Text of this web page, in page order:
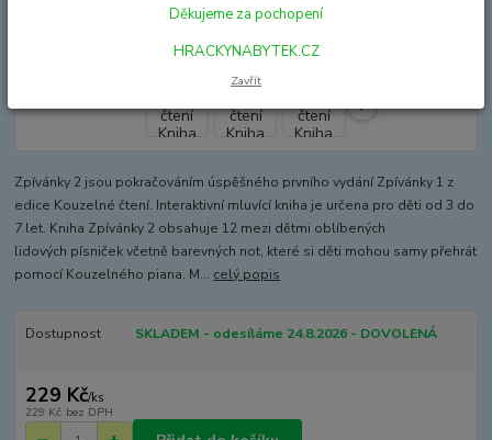
Zpívánky 2 jsou pokračováním úspěšného prvního vydání Zpívánky 1 z
edice Kouzelné čtení. Interaktivní mluvící kniha je určena pro děti od 3 do
7 let. Kniha Zpívánky 2 obsahuje 12 mezi dětmi oblíbených
lidových písniček včetně barevných not, které si děti mohou samy přehrát
pomocí Kouzelného piana. M... celý popis
Dostupnost SKLADEM - odesíláme 24.8.2026 - DOVOLENÁ
229 Kč/ks
229 Kč bez DPH
Děkujeme za pochopení
HRACKYNABYTEK.CZ
Zavřít